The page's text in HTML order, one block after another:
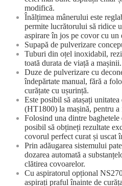
modifică.
Înălțimea mânerului este
permite lucrătorului să ridice
aspirare în jos pe covor cu un
Supapă de pulverizare
Tuburi din oțel inoxidabil,
toată durata de viață a mașinii.
Duze de pulverizare cu
îndepărtate manual, fără a
curățate cu ușurință.
Este posibil să atașați
(HT1800) la mașină, pentru a
Folosind una dintre
posibil să obțineți rezultate
covorul perfect curat și uscat
Prin adăugarea sistemului
dozarea automată a
clătirea covoarelor.
Cu aspiratorul opțional
aspirați praful înainte de